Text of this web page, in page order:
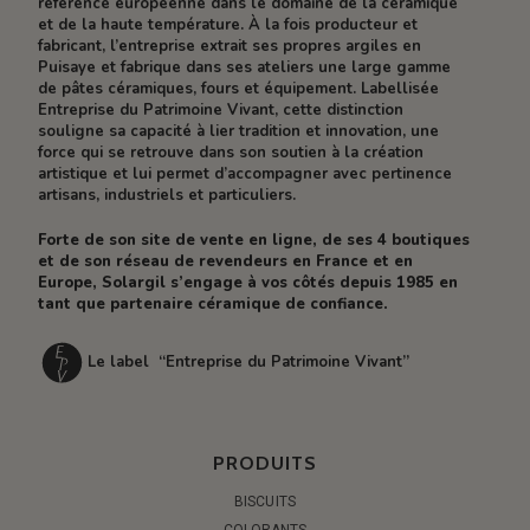
et de la haute température. À la fois producteur et
fabricant, l’entreprise extrait ses propres argiles en
Puisaye et fabrique dans ses ateliers une large gamme
de pâtes céramiques, fours et équipement. Labellisée
Entreprise du Patrimoine Vivant, cette distinction
souligne sa capacité à lier tradition et innovation, une
force qui se retrouve dans son soutien à la création
artistique et lui permet d’accompagner avec pertinence
artisans, industriels et particuliers.
Forte de son site de vente en ligne, de ses 4 boutiques
et de son réseau de revendeurs en France et en
Europe, Solargil s’engage à vos côtés depuis 1985 en
tant que partenaire céramique de confiance.
Le label “Entreprise du Patrimoine Vivant”
PRODUITS
BISCUITS